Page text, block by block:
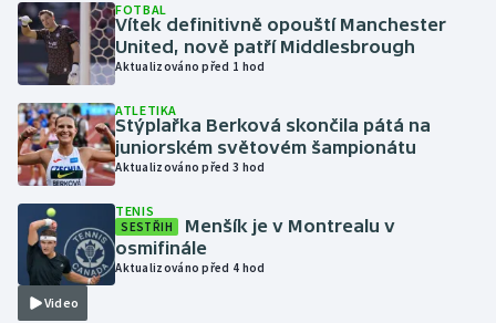
Lyže a snowboard
Moderní pětiboj
Motorsport
Parasport
Plavání
FOTBAL
Vítek definitivně opouští Manchester
United, nově patří Middlesbrough
Aktualizováno před 1 hod
ATLETIKA
Stýplařka Berková skončila pátá na
juniorském světovém šampionátu
Aktualizováno před 3 hod
Video
TENIS
SESTŘIH
Menšík je v Montrealu v
osmifinále
Aktualizováno před 4 hod